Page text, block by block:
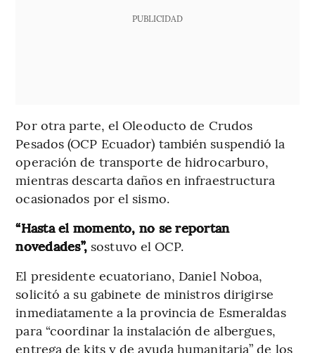
PUBLICIDAD
Por otra parte, el Oleoducto de Crudos
Pesados (OCP Ecuador) también suspendió la
operación de transporte de hidrocarburo,
mientras descarta daños en infraestructura
ocasionados por el sismo.
“Hasta el momento, no se reportan
novedades”, sostuvo el OCP.
El presidente ecuatoriano, Daniel Noboa,
solicitó a su gabinete de ministros dirigirse
inmediatamente a la provincia de Esmeraldas
para “coordinar la instalación de albergues,
entrega de kits y de ayuda humanitaria” de los